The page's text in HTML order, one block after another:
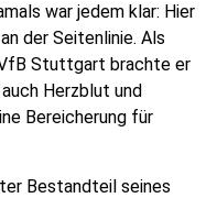
war jedem klar: Hier
der Seitenlinie. Als
Stuttgart brachte er
Herzblut und
Bereicherung für
Bestandteil seines